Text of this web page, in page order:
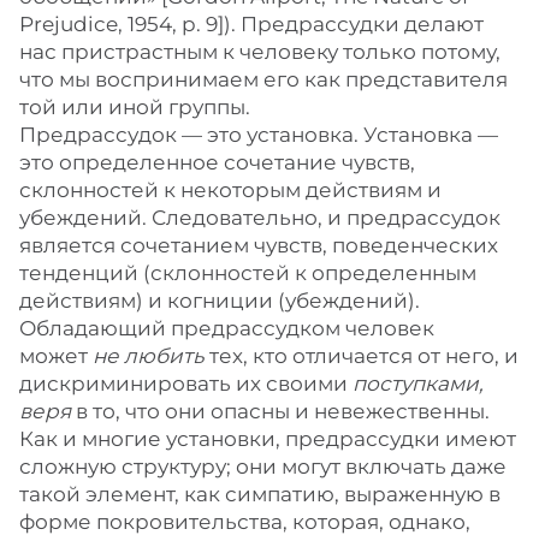
Prejudice, 1954, p. 9]). Предрассудки делают
нас пристрастным к человеку только потому,
что мы воспринимаем его как представителя
той или иной группы.
Предрассудок — это установка. Установка —
это определенное сочетание чувств,
склонностей к некоторым действиям и
убеждений. Следовательно, и предрассудок
является сочетанием чувств, поведенческих
тенденций (склонностей к определенным
действиям) и когниции (убеждений).
Обладающий предрассудком человек
может не любить тех, кто отличается от него, и
дискриминировать их своими поступками,
веряв то, что они опасны и невежественны.
Как и многие установки, предрассудки имеют
сложную структуру; они могут включать даже
такой элемент, как симпатию, выраженную в
форме покровительства, которая, однако,